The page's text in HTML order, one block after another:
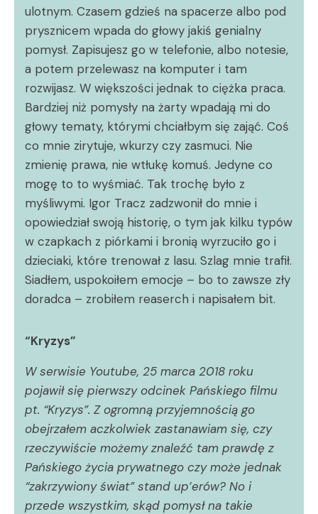
ulotnym. Czasem gdzieś na spacerze albo pod
prysznicem wpada do głowy jakiś genialny
pomysł. Zapisujesz go w telefonie, albo notesie,
a potem przelewasz na komputer i tam
rozwijasz. W większości jednak to ciężka praca.
Bardziej niż pomysły na żarty wpadają mi do
głowy tematy, którymi chciałbym się zająć. Coś
co mnie zirytuje, wkurzy czy zasmuci. Nie
zmienię prawa, nie wtłukę komuś. Jedyne co
mogę to to wyśmiać. Tak trochę było z
myśliwymi. Igor Tracz zadzwonił do mnie i
opowiedział swoją historię, o tym jak kilku typów
w czapkach z piórkami i bronią wyrzuciło go i
dzieciaki, które trenował z lasu. Szlag mnie trafił.
Siadłem, uspokoiłem emocje – bo to zawsze zły
doradca – zrobiłem reaserch i napisałem bit.
“Kryzys”
W serwisie Youtube, 25 marca 2018 roku
pojawił się pierwszy odcinek Pańskiego filmu
pt. “Kryzys”. Z ogromną przyjemnością go
obejrzałem aczkolwiek zastanawiam się, czy
rzeczywiście możemy znaleźć tam prawdę z
Pańskiego życia prywatnego czy może jednak
“zakrzywiony świat” stand up’erów? No i
przede wszystkim, skąd pomysł na takie